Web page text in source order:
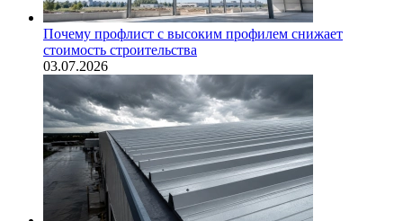
Почему профлист с высоким профилем снижает
стоимость строительства
03.07.2026